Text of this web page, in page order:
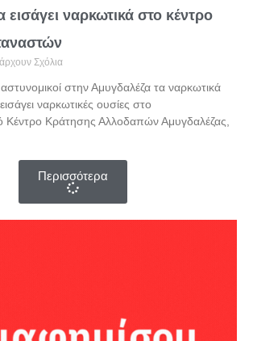
εισάγει ναρκωτικά στο κέντρο
Σχόλια
στην Αμυγδαλέζα τα ναρκωτικά
ναρκωτικές ουσίες στο
Κέντρο Κράτησης Αλλοδαπών Αμυγδαλέζας,
Περισσότερα